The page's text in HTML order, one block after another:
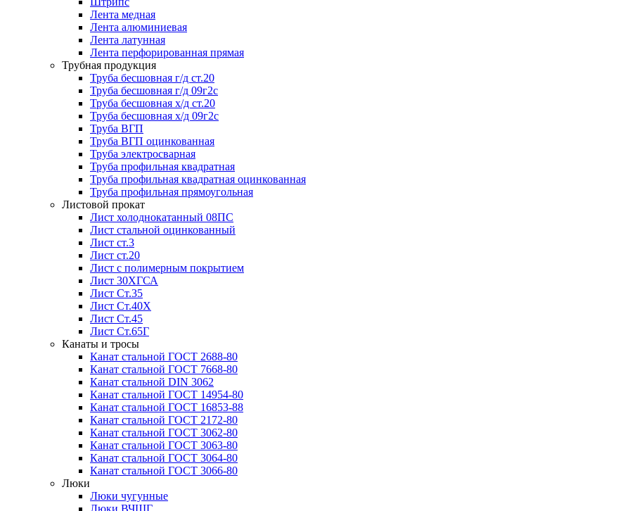
Лента медная
Лента алюминиевая
Лента латунная
Лента перфорированная прямая
Трубная продукция
Труба бесшовная г/д ст.20
Труба бесшовная г/д 09г2с
Труба бесшовная х/д ст.20
Труба бесшовная х/д 09г2с
Труба ВГП
Труба ВГП оцинкованная
Труба электросварная
Труба профильная квадратная
Труба профильная квадратная оцинкованная
Труба профильная прямоугольная
Листовой прокат
Лист холоднокатанный 08ПС
Лист стальной оцинкованный
Лист ст.3
Лист ст.20
Лист с полимерным покрытием
Лист 30ХГСА
Лист Ст.35
Лист Ст.40Х
Лист Ст.45
Лист Ст.65Г
Канаты и тросы
Канат стальной ГОСТ 2688-80
Канат стальной ГОСТ 7668-80
Канат стальной DIN 3062
Канат стальной ГОСТ 14954-80
Канат стальной ГОСТ 16853-88
Канат стальной ГОСТ 2172-80
Канат стальной ГОСТ 3062-80
Канат стальной ГОСТ 3063-80
Канат стальной ГОСТ 3064-80
Канат стальной ГОСТ 3066-80
Люки
Люки чугунные
Люки ВЧШГ